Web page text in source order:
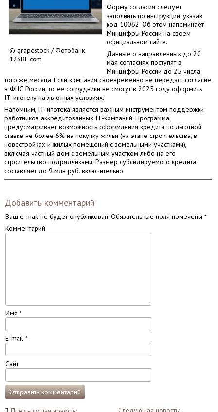
© grapestock / Фотобанк
123RF.com
Форму согласия следует
заполнить по инструкции, указав
код 10062. Об этом напоминает
Минцифры России на своем
официальном сайте.
Данные о направленных до 20
мая согласиях поступят в
Минцифры России до 25 числа
того же месяца. Если компания своевременно не передаст согласие
в ФНС России, то ее сотрудники не смогут в 2025 году оформить
IТ-ипотеку на льготных условиях.
Напомним, IТ-ипотека является важным инструментом поддержки
работников аккредитованных IТ-компаний. Программа
предусматривает возможность оформления кредита по льготной
ставке не более 6% на покупку жилья (на этапе строительства, в
новостройках и жилых помещений с земельными участками),
включая частный дом с земельным участком либо на его
строительство подрядчиками. Размер субсидируемого кредита
составляет до 9 млн руб. включительно.
Добавить комментарий
Ваш e-mail не будет опубликован.Обязательные поля помечены *
Комментарий
Имя *
E-mail *
Сайт
Следующая новость: